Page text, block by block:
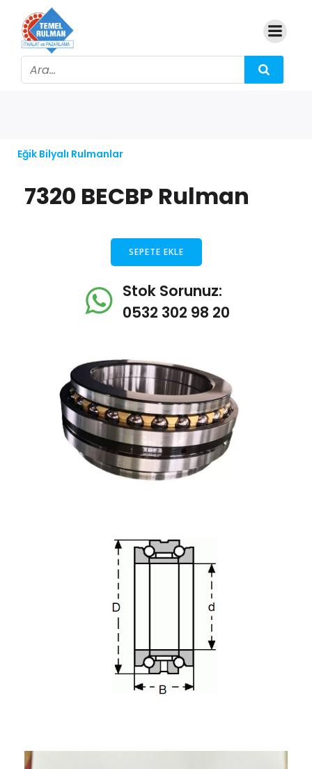
Eğik Bilyalı Rulmanlar
7320 BECBP Rulman
SEPETE EKLE
Stok Sorunuz:
0532 302 98 20